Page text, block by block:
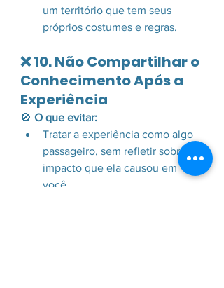
um território que tem seus
próprios costumes e regras.
❌ 10. Não Compartilhar o
Conhecimento Após a
Experiência
🚫 O que evitar:
Tratar a experiência como algo
passageiro, sem refletir sobre o
impacto que ela causou em
você.